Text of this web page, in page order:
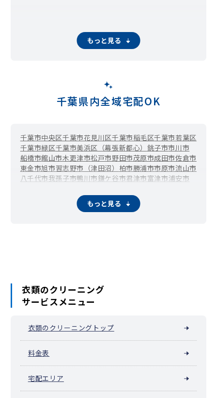
もっと見る
千葉県内全域宅配OK
千葉市中央区千葉市花見川区千葉市稲毛区千葉市若葉区
千葉市緑区千葉市美浜区（幕張新都心） 銚子市市川市
船橋市館山市木更津市松戸市野田市茂原市成田市佐倉市
東金市旭市習志野市（津田沼） 柏市勝浦市市原市流山市
八千代市我孫子市鴨川市鎌ケ谷市君津市富津市浦安市
いすみ市大網白里市酒々井町
九十九里町芝山町横芝光町
もっと見る
衣類のクリーニング
サービスメニュー
衣類のクリーニングトップ
料金表
宅配エリア